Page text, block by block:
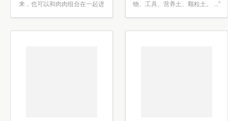
来，也可以和肉肉组合在一起进
物、工具、营养土、颗粒土。 ...”